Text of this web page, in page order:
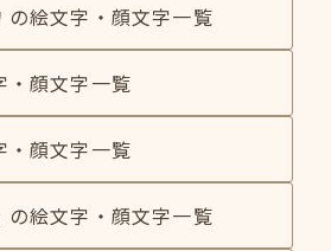
の絵文字・顔文字一覧
・顔文字一覧
・顔文字一覧
の絵文字・顔文字一覧